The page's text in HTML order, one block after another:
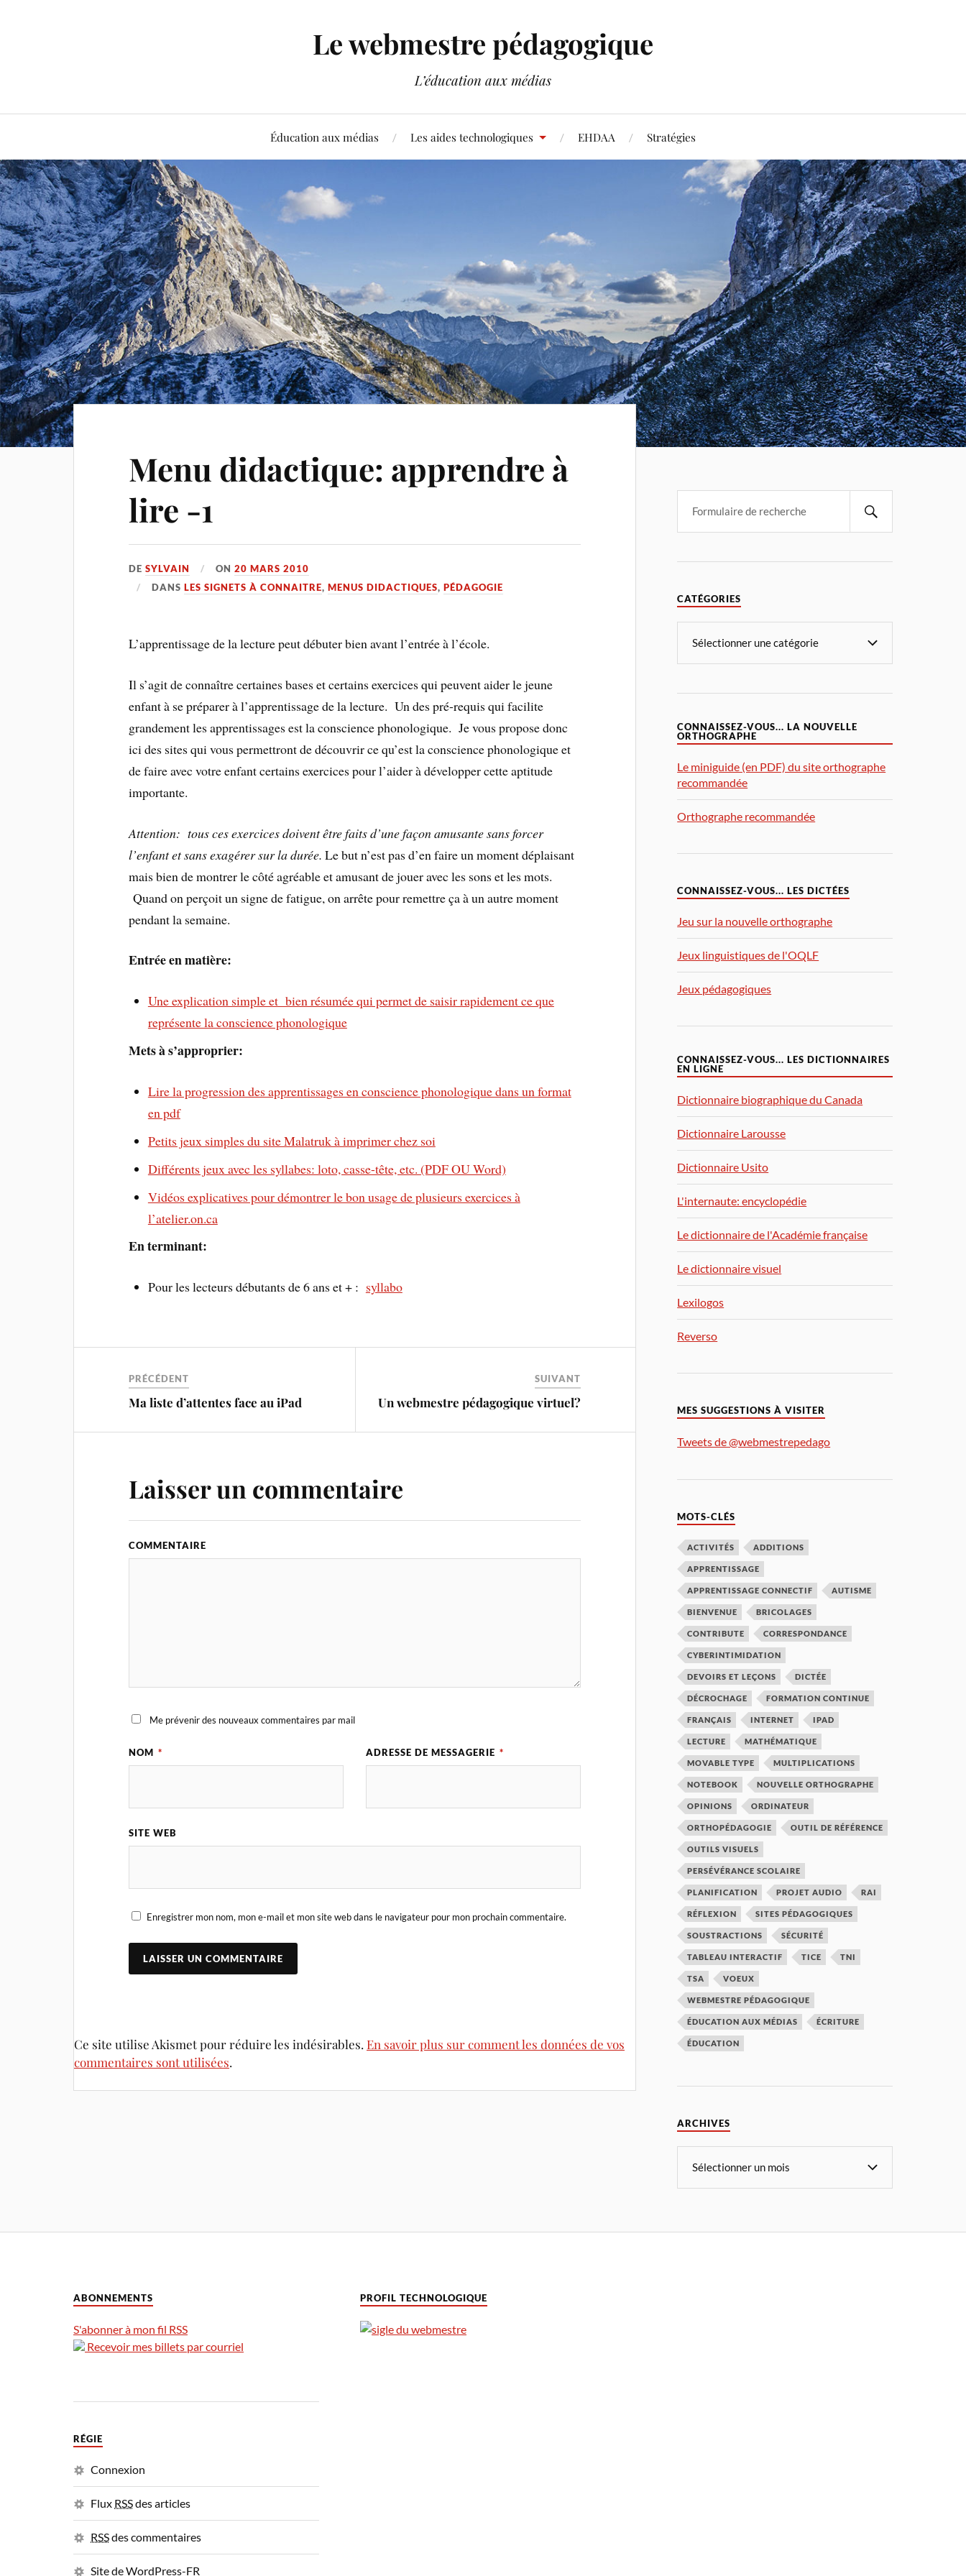
Le webmestre pédagogique
L’éducation aux médias
Éducation aux médias Les aides technologiques EHDAA Stratégies
Menu didactique: apprendre à
lire -1
DESYLVAIN ON20 MARS 2010
DANSLES SIGNETS À CONNAITRE,MENUS DIDACTIQUES,PÉDAGOGIE
L’apprentissage de la lecture peut débuter bien avant l’entrée à l’école.
Il s’agit de connaître certaines bases et certains exercices qui peuvent aider le jeune
enfant à se préparer à l’apprentissage de la lecture. Un des pré-requis qui facilite
grandement les apprentissages est la conscience phonologique. Je vous propose donc
ici des sites qui vous permettront de découvrir ce qu’est la conscience phonologique et
de faire avec votre enfant certains exercices pour l’aider à développer cette aptitude
importante.
Attention: tous ces exercices doivent être faits d’une façon amusante sans forcer
l’enfant et sans exagérer sur la durée. Le but n’est pas d’en faire un moment déplaisant
mais bien de montrer le côté agréable et amusant de jouer avec les sons et les mots.
Quand on perçoit un signe de fatigue, on arrête pour remettre ça à un autre moment
pendant la semaine.
Entrée en matière:
Une explication simple et bien résumée qui permet de saisir rapidement ce que
représente la conscience phonologique
Mets à s’approprier:
Lire la progression des apprentissages en conscience phonologique dans un format
en pdf
Petits jeux simples du site Malatruk à imprimer chez soi
Différents jeux avec les syllabes: loto, casse-tête, etc. (PDF OU Word)
Vidéos explicatives pour démontrer le bon usage de plusieurs exercices à
l’atelier.on.ca
En terminant:
Pour les lecteurs débutants de 6 ans et + : syllabo
PRÉCÉDENT
Ma liste d’attentes face au iPad
SUIVANT
Un webmestre pédagogique virtuel?
Laisser un commentaire
COMMENTAIRE
Me prévenir des nouveaux commentaires par mail
NOM * ADRESSE DE MESSAGERIE *
SITE WEB
Enregistrer mon nom, mon e-mail et mon site web dans le navigateur pour mon prochain commentaire.
Ce site utilise Akismet pour réduire les indésirables. En savoir plus sur comment les données de vos
commentaires sont utilisées.
CATÉGORIES
CONNAISSEZ-VOUS... LA NOUVELLE
ORTHOGRAPHE
Le miniguide (en PDF) du site orthographe
recommandée
Orthographe recommandée
CONNAISSEZ-VOUS... LES DICTÉES
Jeu sur la nouvelle orthographe
Jeux linguistiques de l'OQLF
Jeux pédagogiques
CONNAISSEZ-VOUS... LES DICTIONNAIRES
EN LIGNE
Dictionnaire biographique du Canada
Dictionnaire Larousse
Dictionnaire Usito
L'internaute: encyclopédie
Le dictionnaire de l'Académie française
Le dictionnaire visuel
Lexilogos
Reverso
MES SUGGESTIONS À VISITER
Tweets de @webmestrepedago
MOTS-CLÉS
ACTIVITÉS ADDITIONS
APPRENTISSAGE
APPRENTISSAGE CONNECTIF AUTISME
BIENVENUE BRICOLAGES
CONTRIBUTE CORRESPONDANCE
CYBERINTIMIDATION
DEVOIRS ET LEÇONS DICTÉE
DÉCROCHAGE FORMATION CONTINUE
FRANÇAIS INTERNET IPAD
LECTURE MATHÉMATIQUE
MOVABLE TYPE MULTIPLICATIONS
NOTEBOOK NOUVELLE ORTHOGRAPHE
OPINIONS ORDINATEUR
ORTHOPÉDAGOGIE OUTIL DE RÉFÉRENCE
OUTILS VISUELS
PERSÉVÉRANCE SCOLAIRE
PLANIFICATION PROJET AUDIO RAI
RÉFLEXION SITES PÉDAGOGIQUES
SOUSTRACTIONS SÉCURITÉ
TABLEAU INTERACTIF TICE TNI
TSA VOEUX
WEBMESTRE PÉDAGOGIQUE
ÉDUCATION AUX MÉDIAS ÉCRITURE
ÉDUCATION
ARCHIVES
ABONNEMENTS
S'abonner à mon fil RSS
Recevoir mes billets par courriel
RÉGIE
Connexion
Flux RSSdes articles
RSSdes commentaires
Site de WordPress-FR
PROFIL TECHNOLOGIQUE